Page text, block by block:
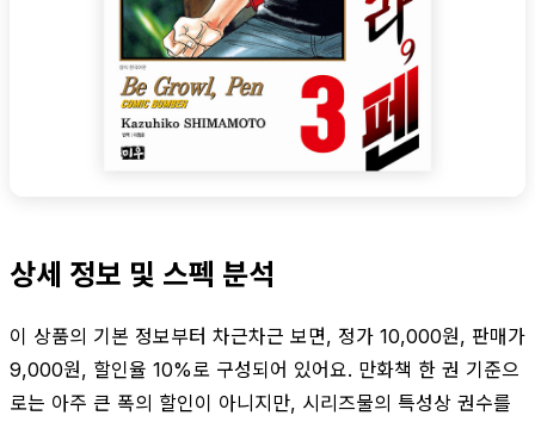
상세 정보 및 스펙 분석
이 상품의 기본 정보부터 차근차근 보면, 정가 10,000원, 판매가
9,000원, 할인율 10%로 구성되어 있어요. 만화책 한 권 기준으
로는 아주 큰 폭의 할인이 아니지만, 시리즈물의 특성상 권수를